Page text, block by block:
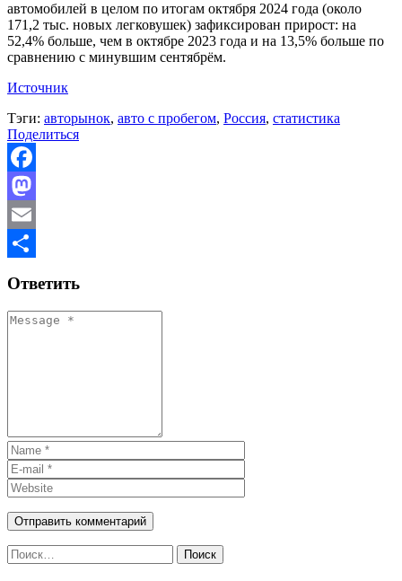
автомобилей в целом по итогам октября 2024 года (около
171,2 тыс. новых легковушек) зафиксирован прирост: на
52,4% больше, чем в октябре 2023 года и на 13,5% больше по
сравнению с минувшим сентябрём.
Источник
Тэги: авторынок, авто с пробегом, Россия, статистика
Поделиться
Facebook
Mastodon
Email
Ответить
Найти: